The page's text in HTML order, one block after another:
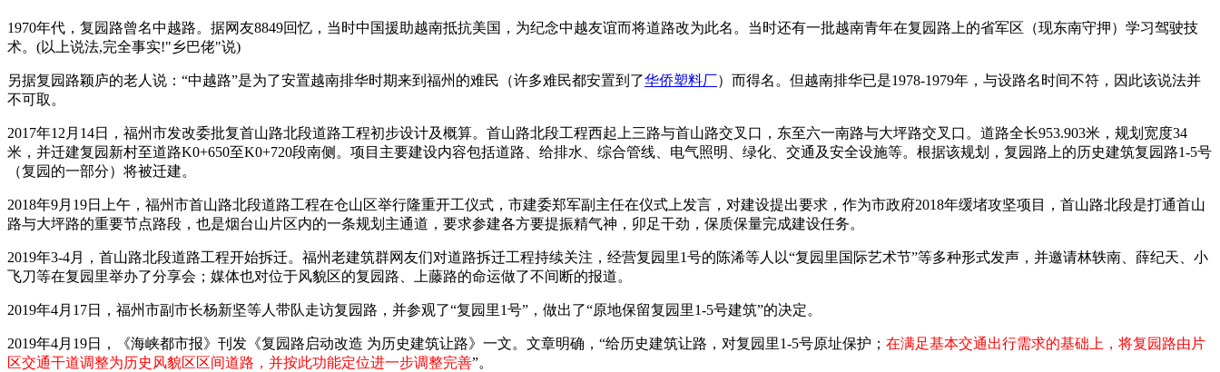
1970年代，复园路曾名中越路。据网友8849回忆，当时中国援助越南抵抗美国，为纪念中越友谊而将道路改为此名。当时还有一批越南青年在复园路上的省军区（现东南守押）学习驾驶技
术。(以上说法,完全事实!"乡巴佬"说)
另据复园路颖庐的老人说：“中越路”是为了安置越南排华时期来到福州的难民（许多难民都安置到了华侨塑料厂
）而得名。但越南排华已是1978-1979年，与设路名时间不符，因此该说法并
不可取。
2017年12月14日，福州市发改委批复首山路北段道路工程初步设计及概算。首山路北段工程西起上三路与首山路交叉口，东至六一南路与大坪路交叉口。道路全长953.903米，规划宽度34
米，并迁建复园新村至道路K0+650至K0+720段南侧。项目主要建设内容包括道路、给排水、综合管线、电气照明、绿化、交通及安全设施等。根据该规划，复园路上的历史建筑复园路1-5号
（复园的一部分）将被迁建。
2018年9月19日上午，福州市首山路北段道路工程在仓山区举行隆重开工仪式，市建委郑军副主任在仪式上发言，对建设提出要求，作为市政府2018年缓堵攻坚项目，首山路北段是打通首山
路与大坪路的重要节点路段，也是烟台山片区内的一条规划主通道，要求参建各方要提振精气神，卯足干劲，保质保量完成建设任务。
2019年3-4月，首山路北段道路工程开始拆迁。福州老建筑群网友们对道路拆迁工程持续关注，经营复园里1号的陈浠等人以“复园里国际艺术节”等多种形式发声，并邀请林轶南、薛纪天、小
飞刀等在复园里举办了分享会；媒体也对位于风貌区的复园路、上藤路的命运做了不间断的报道。
2019年4月17日，福州市副市长杨新坚等人带队走访复园路，并参观了“复园里1号”，做出了“原地保留复园里1-5号建筑”的决定。
2019年4月19日，《海峡都市报》刊发《复园路启动改造 为历史建筑让路》一文。文章明确，“给历史建筑让路，对复园里1-5号原址保护； 在满足基本交通出行需求的基础上，将复园路由片
区交通干道调整为历史风貌区区间道路，并按此功能定位进一步调整完善”。